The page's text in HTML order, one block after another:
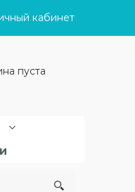
кабинет
пуста